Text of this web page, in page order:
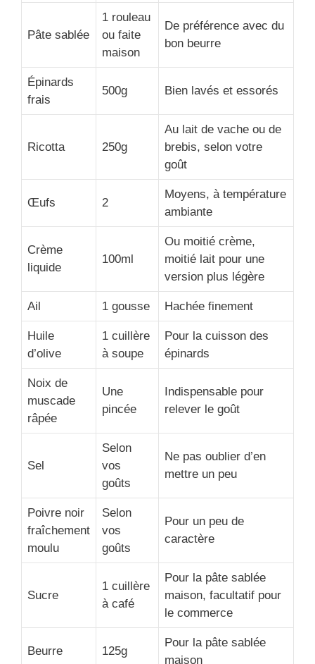
Pâte sablée
1 rouleau
ou faite
maison
De préférence avec du
bon beurre
Épinards
frais
500g Bien lavés et essorés
Ricotta 250g
Au lait de vache ou de
brebis, selon votre
goût
Œufs 2
Moyens, à température
ambiante
Crème
liquide
100ml
Ou moitié crème,
moitié lait pour une
version plus légère
Ail 1 gousse Hachée finement
Huile
d’olive
1 cuillère
à soupe
Pour la cuisson des
épinards
Noix de
muscade
râpée
Une
pincée
Indispensable pour
relever le goût
Sel
Selon
vos
goûts
Ne pas oublier d’en
mettre un peu
Poivre noir
fraîchement
moulu
Selon
vos
goûts
Pour un peu de
caractère
Sucre
1 cuillère
à café
Pour la pâte sablée
maison, facultatif pour
le commerce
Beurre 125g
Pour la pâte sablée
maison